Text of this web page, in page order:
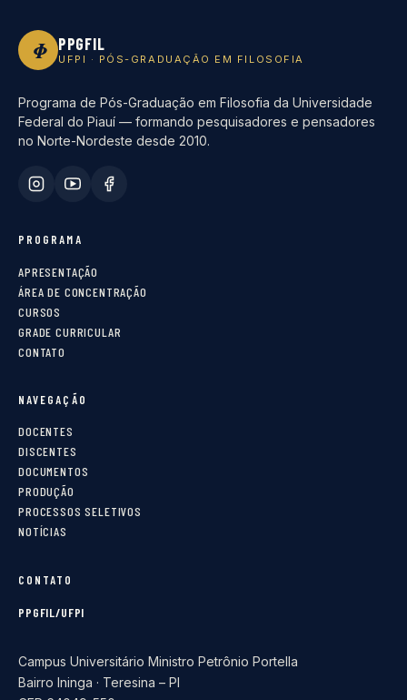
Φ PPGFIL
UFPI · PÓS-GRADUAÇÃO EM FILOSOFIA
Programa de Pós-Graduação em Filosofia da Universidade
Federal do Piauí — formando pesquisadores e pensadores
no Norte-Nordeste desde 2010.
PROGRAMA
APRESENTAÇÃO
ÁREA DE CONCENTRAÇÃO
CURSOS
GRADE CURRICULAR
CONTATO
NAVEGAÇÃO
DOCENTES
DISCENTES
DOCUMENTOS
PRODUÇÃO
PROCESSOS SELETIVOS
NOTÍCIAS
CONTATO
PPGFIL/UFPI
Campus Universitário Ministro Petrônio Portella
Bairro Ininga · Teresina – PI